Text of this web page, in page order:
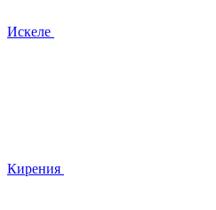
Искеле
Кирения